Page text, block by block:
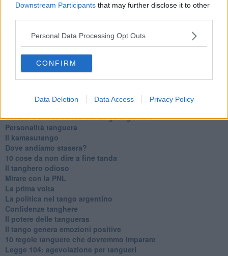
Downstream Participants that may further disclose it to other
Personal Data Processing Opt Outs
CONFIRM
Data Deletion Data Access Privacy Policy
Se vuoi leggere le notizie principali della Toscana iscriviti alla
Newsletter QUInews - ToscanaMedia.Arriva gratis tutti i giorni
alle 20:00 direttamente nella tua casella di posta.
Basta cliccareQUI
Ti potrebbe interessare anche:
Articoli dal Blog “Parole milonguere” di Maria Caruso
Diario di una tanghera
Il tanguero che entra in pista
Sedotti e abbandonati nel tango argentino
Personalità tanguera
Il kamasutango
Dove andiamo stasera?
10 cose da non dire a fine tanda
Il tanghero odioso
Mirare con la PNL
La prima volta
La politica nel tango argentino
Confidenze tanghere
Il potere delle tangueras
Il tango genera emozioni positive
10 regole tanguere che dovremmo imparare
Legge 104: agevolazione per tangueri